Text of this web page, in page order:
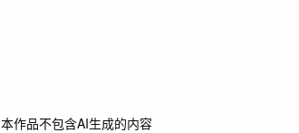
本作品不包含AI生成的内容